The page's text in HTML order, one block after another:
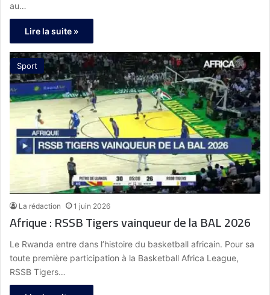
au…
Lire la suite »
Sport
La rédaction 1 juin 2026
Afrique : RSSB Tigers vainqueur de la BAL 2026
Le Rwanda entre dans l’histoire du basketball africain. Pour sa
toute première participation à la Basketball Africa League,
RSSB Tigers…